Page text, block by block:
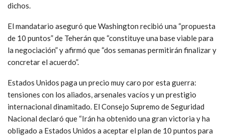
dichos.
El mandatario aseguró que Washington recibió una “propuesta
de 10 puntos” de Teherán que “constituye una base viable para
la negociación” y afirmó que “dos semanas permitirán finalizar y
concretar el acuerdo”.
Estados Unidos paga un precio muy caro por esta guerra:
tensiones con los aliados, arsenales vacíos y un prestigio
internacional dinamitado. El Consejo Supremo de Seguridad
Nacional declaró que “Irán ha obtenido una gran victoria y ha
obligado a Estados Unidos a aceptar el plan de 10 puntos para